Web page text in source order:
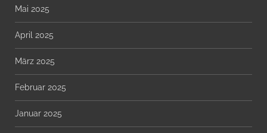
Mai 2025
April 2025
März 2025
Februar 2025
Januar 2025